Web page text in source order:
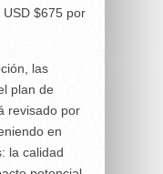
$675 por
las
plan de
revisado por
en
la calidad